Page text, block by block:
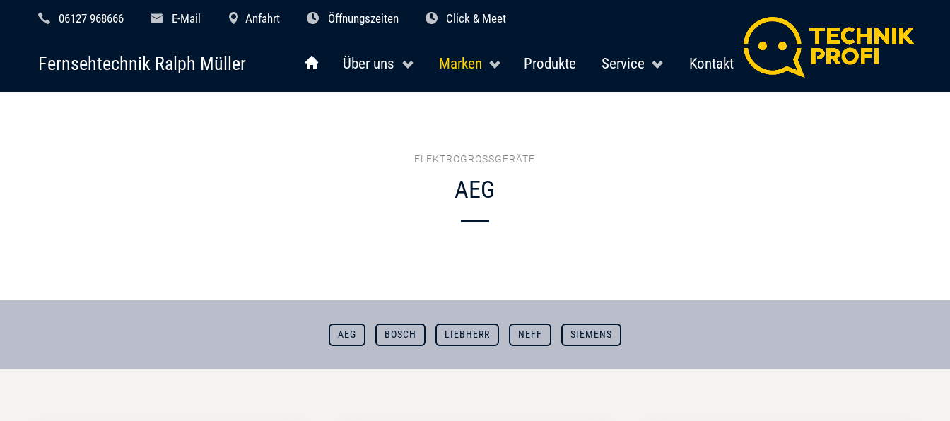
06127 968666 E-Mail Anfahrt Öffnungszeiten Click & Meet
Über uns Marken Produkte Service Kontakt
Fernsehtechnik Ralph Müller
ELEKTROGROSSGERÄTE
AEG
AEG BOSCH LIEBHERR NEFF SIEMENS